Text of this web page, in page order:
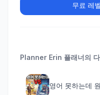
무료 레
Planner Erin 플래너의
영어 못하는데